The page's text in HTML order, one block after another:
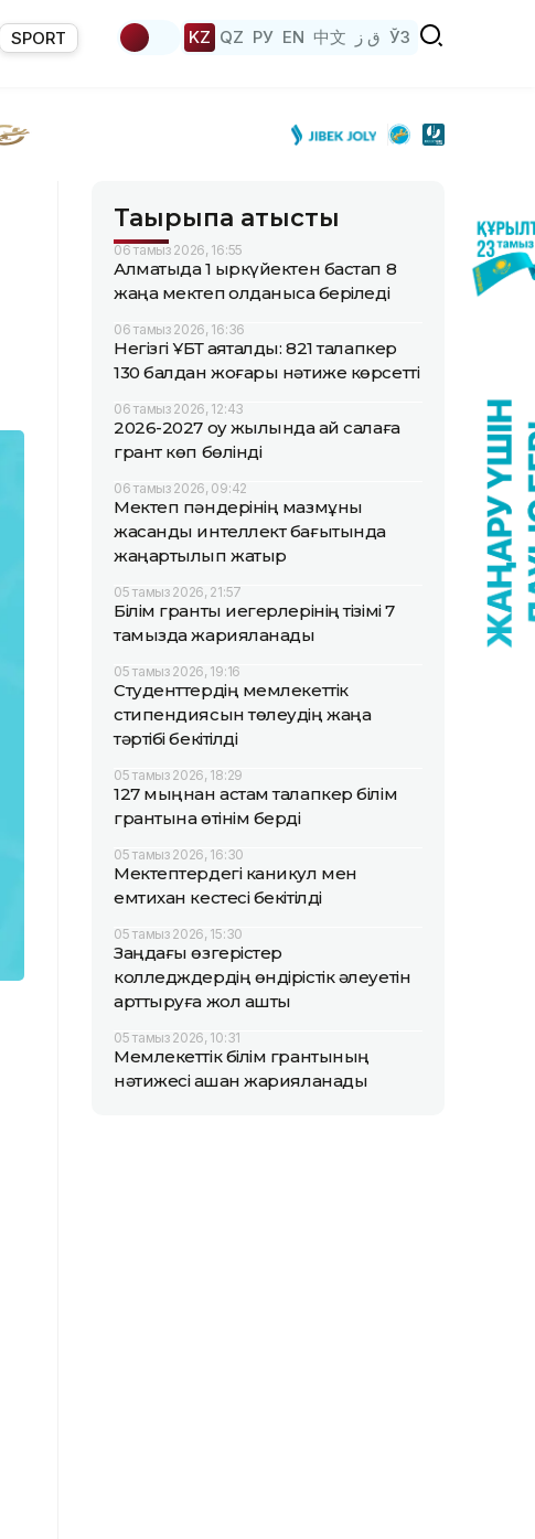
SPORT KZ QZ РУ EN 中文 ق ز ЎЗ
Тақырыпқа қатысты
06 тамыз 2026, 16:55
Алматыда 1 қыркүйектен бастап 8
жаңа мектеп қолданысқа беріледі
06 тамыз 2026, 16:36
Негізгі ҰБТ аяқталды: 821 талапкер
130 балдан жоғары нәтиже көрсетті
06 тамыз 2026, 12:43
2026-2027 оқу жылында қай салаға
грант көп бөлінді
06 тамыз 2026, 09:42
Мектеп пәндерінің мазмұны
жасанды интеллект бағытында
жаңартылып жатыр
05 тамыз 2026, 21:57
Білім гранты иегерлерінің тізімі 7
тамызда жарияланады
05 тамыз 2026, 19:16
Студенттердің мемлекеттік
стипендиясын төлеудің жаңа
тәртібі бекітілді
05 тамыз 2026, 18:29
127 мыңнан астам талапкер білім
грантына өтінім берді
05 тамыз 2026, 16:30
Мектептердегі каникул мен
емтихан кестесі бекітілді
05 тамыз 2026, 15:30
Заңдағы өзгерістер
колледждердің өндірістік әлеуетін
арттыруға жол ашты
05 тамыз 2026, 10:31
Мемлекеттік білім грантының
нәтижесі қашан жарияланады